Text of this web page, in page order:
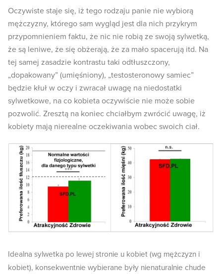
Oczywiste staje się, iż tego rodzaju panie nie wybiorą
mężczyzny, którego sam wygląd jest dla nich przykrym
przypomnieniem faktu, że nic nie robią ze swoją sylwetką,
że są leniwe, że się obżerają, że za mało spacerują itd. Na
tej samej zasadzie kontrastu taki odtłuszczony,
„dopakowany” (umięśniony), „testosteronowy samiec”
będzie kłuł w oczy i zwracał uwagę na niedostatki
sylwetkowe, na co kobieta oczywiście nie może sobie
pozwolić. Zresztą na koniec chciałbym zwrócić uwagę, iż
kobiety mają nierealne oczekiwania wobec swoich ciał.
Idealna sylwetka po lewej stronie u kobiet (wg mężczyzn i
kobiet), konsekwentnie wybierane były nienaturalnie chude